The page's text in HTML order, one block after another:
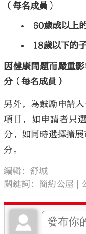
（每名成員）
60歲或以上
18歲以下的
因健康問題而嚴重
分（每名成員）
另外，為鼓勵申請
項目，如申請者只
分，如同時選擇擴
分。
編輯：舒城
關鍵詞： 簡約公屋